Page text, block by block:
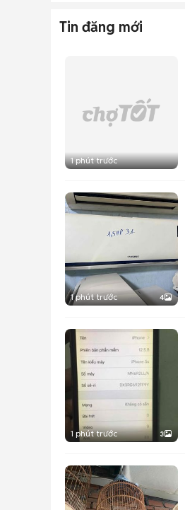
Tin đăng mới
1 phút trước
1 phút trước 4
1 phút trước 3